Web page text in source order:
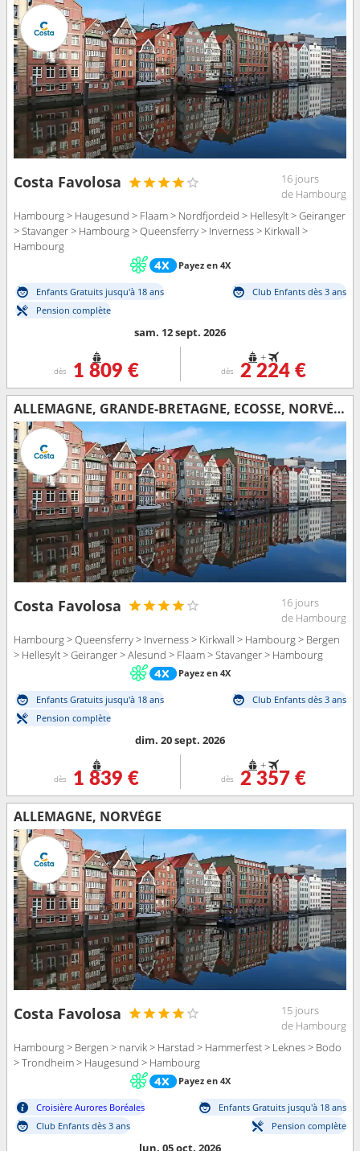
Costa Favolosa
16 jours
de Hambourg
Hambourg > Haugesund > Flaam > Nordfjordeid > Hellesylt > Geiranger
> Stavanger > Hambourg > Queensferry > Inverness > Kirkwall >
Hambourg
Payez en 4X
Enfants Gratuits jusqu'à 18 ans
Club Enfants dès 3 ans
Pension complète
sam. 12 sept. 2026
dès 1 809 €
+
dès 2 224 €
ALLEMAGNE, GRANDE-BRETAGNE, ECOSSE, NORVÈGE
Costa Favolosa
16 jours
de Hambourg
Hambourg > Queensferry > Inverness > Kirkwall > Hambourg > Bergen
> Hellesylt > Geiranger > Alesund > Flaam > Stavanger > Hambourg
Payez en 4X
Enfants Gratuits jusqu'à 18 ans
Club Enfants dès 3 ans
Pension complète
dim. 20 sept. 2026
dès 1 839 €
+
dès 2 357 €
ALLEMAGNE, NORVÈGE
Costa Favolosa
15 jours
de Hambourg
Hambourg > Bergen > narvik > Harstad > Hammerfest > Leknes > Bodo
> Trondheim > Haugesund > Hambourg
Payez en 4X
Croisière Aurores Boréales
Enfants Gratuits jusqu'à 18 ans
Club Enfants dès 3 ans
Pension complète
lun. 05 oct. 2026